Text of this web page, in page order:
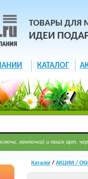
ТОВАРЫ ДЛЯ
ИДЕИ
КАТАЛОГ
лампочка) и поиск арт.
Каталог/ АКЦИИ /